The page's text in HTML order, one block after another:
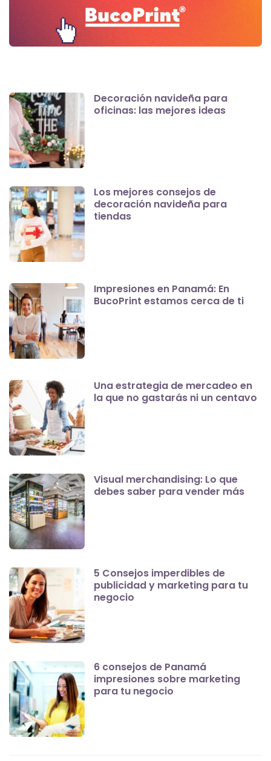
Decoración navideña para
oficinas: las mejores ideas
Los mejores consejos de
decoración navideña para
tiendas
Impresiones en Panamá: En
BucoPrint estamos cerca de ti
Una estrategia de mercadeo en
la que no gastarás ni un centavo
Visual merchandising: Lo que
debes saber para vender más
5 Consejos imperdibles de
publicidad y marketing para tu
negocio
6 consejos de Panamá
impresiones sobre marketing
para tu negocio